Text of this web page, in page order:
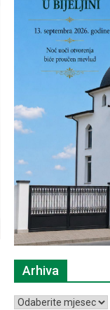
Arhiva
Arhiva